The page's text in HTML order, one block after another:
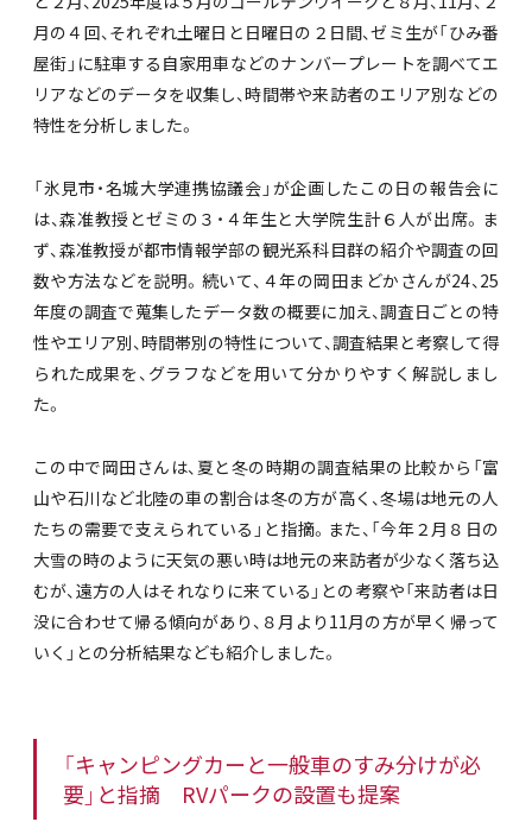
月の４回、それぞれ土曜日と日曜日の２日間、ゼミ生が「ひみ番
屋街」に駐車する自家用車などのナンバープレートを調べてエ
リアなどのデータを収集し、時間帯や来訪者のエリア別などの
特性を分析しました。
「氷見市・名城大学連携協議会」が企画したこの日の報告会に
は、森准教授とゼミの３・４年生と大学院生計６人が出席。ま
ず、森准教授が都市情報学部の観光系科目群の紹介や調査の回
数や方法などを説明。続いて、４年の岡田まどかさんが24、25
年度の調査で蒐集したデータ数の概要に加え、調査日ごとの特
性やエリア別、時間帯別の特性について、調査結果と考察して得
られた成果を、グラフなどを用いて分かりやすく解説しまし
た。
この中で岡田さんは、夏と冬の時期の調査結果の比較から「富
山や石川など北陸の車の割合は冬の方が高く、冬場は地元の人
たちの需要で支えられている」と指摘。また、「今年２月８日の
大雪の時のように天気の悪い時は地元の来訪者が少なく落ち込
むが、遠方の人はそれなりに来ている」との考察や「来訪者は日
没に合わせて帰る傾向があり、８月より11月の方が早く帰って
いく」との分析結果なども紹介しました。
「キャンピングカーと一般車のすみ分けが必
要」と指摘 RVパークの設置も提案